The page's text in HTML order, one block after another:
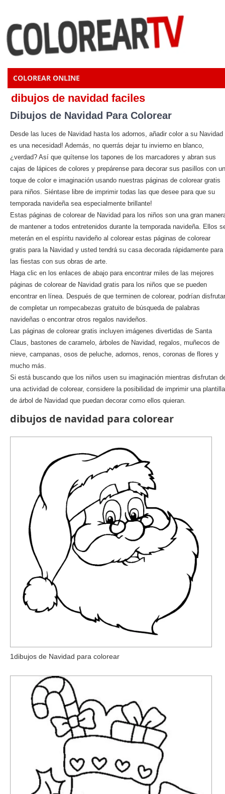
COLOREAR ONLINE
dibujos de navidad faciles
Dibujos de Navidad Para Colorear
Desde las luces de Navidad hasta los adornos, añadir color a su Navidad
es una necesidad! Además, no querrás dejar tu invierno en blanco,
¿verdad? Así que quítense los tapones de los marcadores y abran sus
cajas de lápices de colores y prepárense para decorar sus pasillos con un
toque de color e imaginación usando nuestras páginas de colorear gratis
para niños. Siéntase libre de imprimir todas las que desee para que su
temporada navideña sea especialmente brillante!
Estas páginas de colorear de Navidad para los niños son una gran
de mantener a todos entretenidos durante la temporada navideña. Ellos
meterán en el espíritu navideño al colorear estas páginas de colorear
gratis para la Navidad y usted tendrá su casa decorada rápidamente para
las fiestas con sus obras de arte.
Haga clic en los enlaces de abajo para encontrar miles de las mejores
páginas de colorear de Navidad gratis para los niños que se pueden
encontrar en línea. Después de que terminen de colorear, podrían disfrutar
de completar un rompecabezas gratuito de búsqueda de palabras
navideñas o encontrar otros regalos navideños.
Las páginas de colorear gratis incluyen imágenes divertidas de Santa
Claus, bastones de caramelo, árboles de Navidad, regalos, muñecos de
nieve, campanas, osos de peluche, adornos, renos, coronas de flores y
mucho más.
Si está buscando que los niños usen su imaginación mientras disfrutan
una actividad de colorear, considere la posibilidad de imprimir una plantilla
de árbol de Navidad que puedan decorar como ellos quieran.
dibujos de navidad para colorear
1dibujos de Navidad para colorear